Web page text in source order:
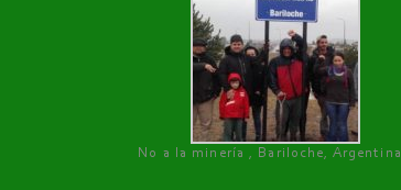
No a la minería , Bariloche, Argentina